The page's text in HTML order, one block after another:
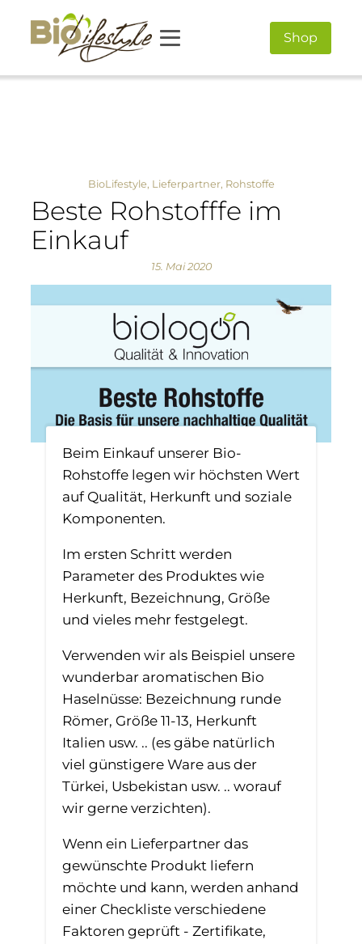
Shop
BioLifestyle, Lieferpartner, Rohstoffe
Beste Rohstofffe im
Einkauf
15. Mai 2020
Beim Einkauf unserer Bio-
Rohstoffe legen wir höchsten Wert
auf Qualität, Herkunft und soziale
Komponenten.
Im ersten Schritt werden
Parameter des Produktes wie
Herkunft, Bezeichnung, Größe
und vieles mehr festgelegt.
Verwenden wir als Beispiel unsere
wunderbar aromatischen Bio
Haselnüsse: Bezeichnung runde
Römer, Größe 11-13, Herkunft
Italien usw. .. (es gäbe natürlich
viel günstigere Ware aus der
Türkei, Usbekistan usw. .. worauf
wir gerne verzichten).
Wenn ein Lieferpartner das
gewünschte Produkt liefern
möchte und kann, werden anhand
einer Checkliste verschiedene
Faktoren geprüft - Zertifikate,